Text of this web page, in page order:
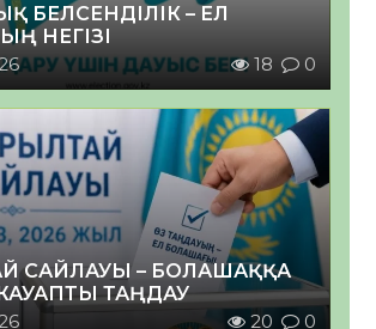
БЕЛСЕНДІЛІК – ЕЛ
НЕГІЗІ
18 0
САЙЛАУЫ – БОЛАШАҚҚА
ТАҢДАУ
20 0